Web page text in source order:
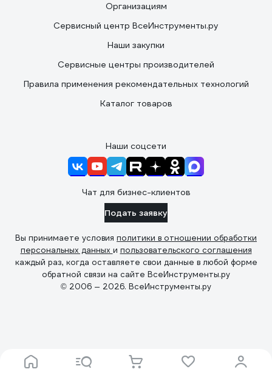
Организациям
Сервисный центр ВсеИнструменты.ру
Наши закупки
Сервисные центры производителей
Правила применения рекомендательных технологий
Каталог товаров
Наши соцсети
Чат для бизнес-клиентов
Подать заявку
Вы принимаете условия политики в отношении обработки
персональных данных и пользовательского соглашения
каждый раз, когда оставляете свои данные в любой форме
обратной связи на сайте ВсеИнструменты.ру
© 2006 — 2026. ВсеИнструменты.ру